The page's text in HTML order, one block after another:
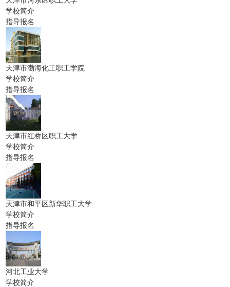
学校简介
指导报名
天津市渤海化工职工学院
学校简介
指导报名
天津市红桥区职工大学
学校简介
指导报名
天津市和平区新华职工大学
学校简介
指导报名
河北工业大学
学校简介